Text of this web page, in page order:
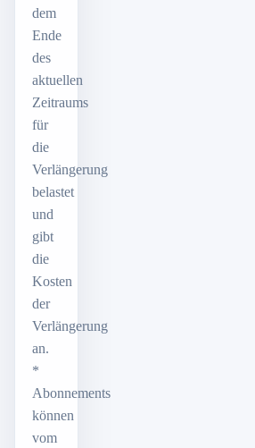
dem
Ende
des
aktuellen
Zeitraums
für
die
Verlängerung
belastet
und
gibt
die
Kosten
der
Verlängerung
an.
*
Abonnements
können
vom